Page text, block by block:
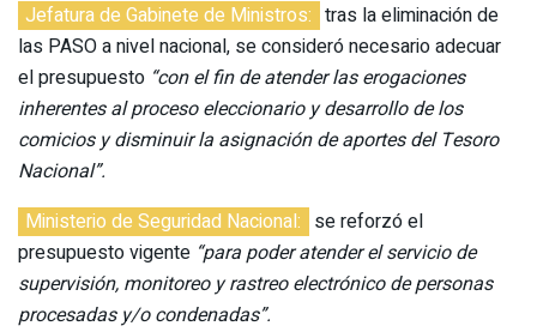
Jefatura de Gabinete de Ministros: tras la eliminación de
las PASO a nivel nacional, se consideró necesario adecuar
el presupuesto “con el fin de atender las erogaciones
inherentes al proceso eleccionario y desarrollo de los
comicios y disminuir la asignación de aportes del Tesoro
Nacional”.
Ministerio de Seguridad Nacional: se reforzó el
presupuesto vigente “para poder atender el servicio de
supervisión, monitoreo y rastreo electrónico de personas
procesadas y/o condenadas”.